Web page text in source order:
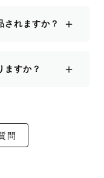
されますか？ ＋
ますか？ ＋
問